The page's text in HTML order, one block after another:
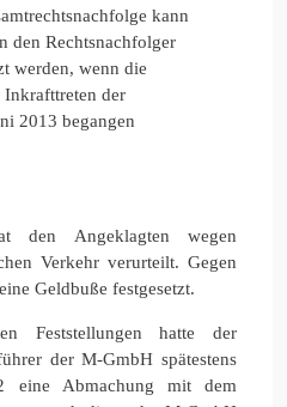
kann
den Rechtsnachfolger
werden, wenn die
der
2013 begangen
den Angeklagten wegen
Verkehr verurteilt. Gegen
Geldbuße festgesetzt.
Feststellungen hatte der
der M-GmbH spätestens
eine Abmachung mit dem